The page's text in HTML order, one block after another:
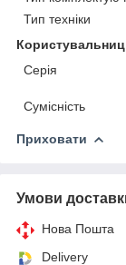
Тип техніки
Серія
Сумісність
Приховати
Умови
Нова Пошта
Delivery